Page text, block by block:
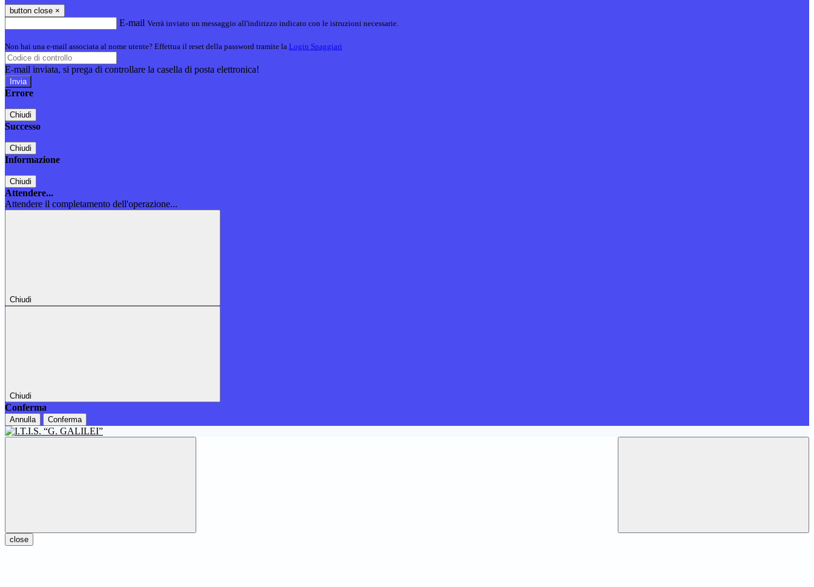
button close ×
E-mail Verrà inviato un messaggio all'indirizzo indicato con le istruzioni necessarie.
Non hai una e-mail associata al nome utente? Effettua il reset della password tramite la Login Spaggiari
E-mail inviata, si prega di controllare la casella di posta elettronica!
Errore
Chiudi
Successo
Chiudi
Informazione
Chiudi
Attendere...
Attendere il completamento dell'operazione...
Chiudi
Chiudi
Conferma
Annulla Conferma
close